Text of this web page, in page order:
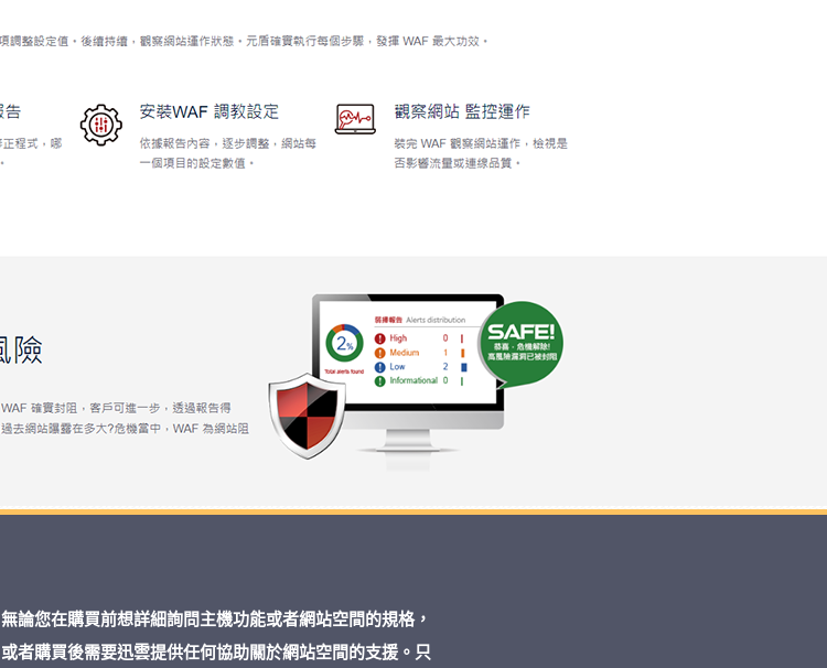
無論您在購買前想詳細詢問主機功能或者網站空間的規格，
或者購買後需要迅雲提供任何協助關於網站空間的支援。只